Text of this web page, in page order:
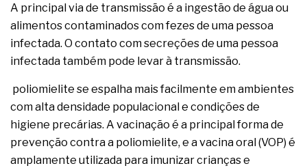
A principal via de transmissão é a ingestão de água ou
alimentos contaminados com fezes de uma pessoa
infectada. O contato com secreções de uma pessoa
infectada também pode levar à transmissão.
poliomielite se espalha mais facilmente em ambientes
com alta densidade populacional e condições de
higiene precárias. A vacinação é a principal forma de
prevenção contra a poliomielite, e a vacina oral (VOP) é
amplamente utilizada para imunizar crianças e